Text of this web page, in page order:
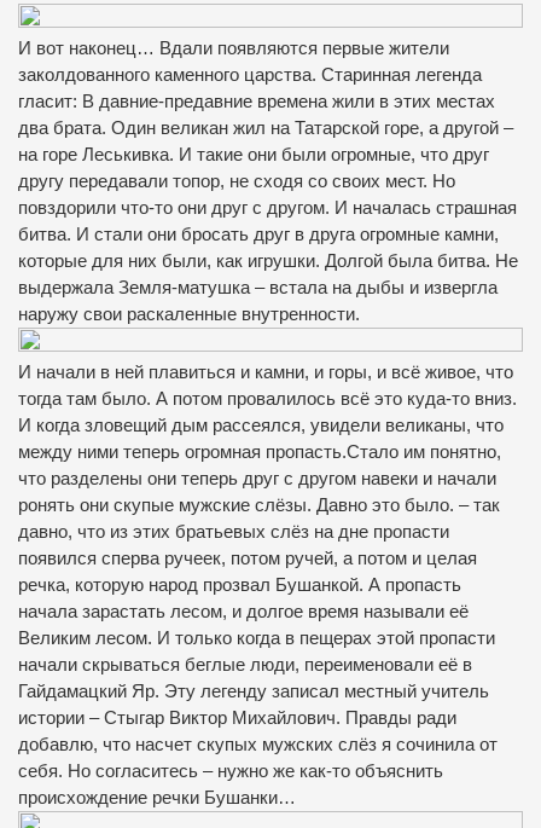
И вот наконец… Вдали появляются первые жители
заколдованного каменного царства. Старинная легенда
гласит: В давние-предавние времена жили в этих местах
два брата. Один великан жил на Татарской горе, а другой –
на горе Леськивка. И такие они были огромные, что друг
другу передавали топор, не сходя со своих мест. Но
повздорили что-то они друг с другом. И началась страшная
битва. И стали они бросать друг в друга огромные камни,
которые для них были, как игрушки. Долгой была битва. Не
выдержала Земля-матушка – встала на дыбы и извергла
наружу свои раскаленные внутренности.
И начали в ней плавиться и камни, и горы, и всё живое, что
тогда там было. А потом провалилось всё это куда-то вниз.
И когда зловещий дым рассеялся, увидели великаны, что
между ними теперь огромная пропасть.Стало им понятно,
что разделены они теперь друг с другом навеки и начали
ронять они скупые мужские слёзы. Давно это было. – так
давно, что из этих братьевых слёз на дне пропасти
появился сперва ручеек, потом ручей, а потом и целая
речка, которую народ прозвал Бушанкой. А пропасть
начала зарастать лесом, и долгое время называли её
Великим лесом. И только когда в пещерах этой пропасти
начали скрываться беглые люди, переименовали её в
Гайдамацкий Яр. Эту легенду записал местный учитель
истории – Стыгар Виктор Михайлович. Правды ради
добавлю, что насчет скупых мужских слёз я сочинила от
себя. Но согласитесь – нужно же как-то объяснить
происхождение речки Бушанки…